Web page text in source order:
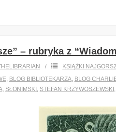
– rubryka z
KSIĄŻKI
, BLOG BIBLIOTEKARZA, BLOG
, SŁONIMSKI , STEFAN KRZYWOSZEWSKI